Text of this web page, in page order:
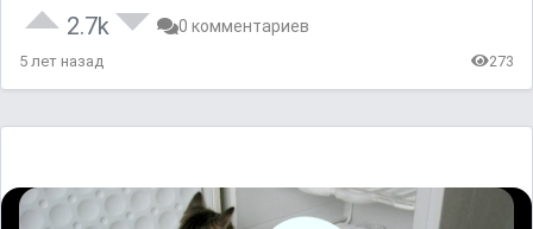
2.7k 0 комментариев
5 лет назад 273